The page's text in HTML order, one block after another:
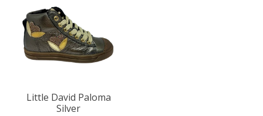
Little David Paloma
Silver